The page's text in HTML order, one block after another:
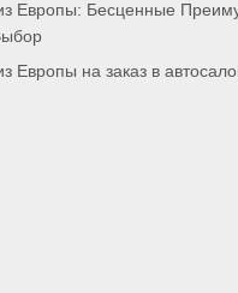
Европы: Бесценные
Европы на заказ в